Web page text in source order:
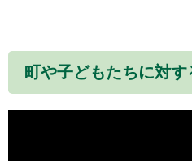
町や子どもたちに対